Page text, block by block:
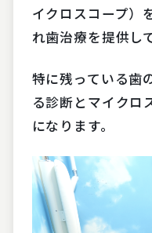
イクロスコープ）
れ歯治療を提供し
特に残っている歯
る診断とマイクロ
になります。